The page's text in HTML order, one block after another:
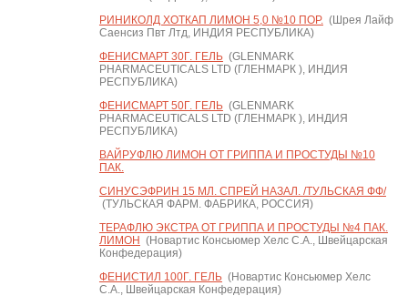
РИНИКОЛД ХОТКАП ЛИМОН 5,0 №10 ПОР.(Шрея Лайф
Саенсиз Пвт Лтд, ИНДИЯ РЕСПУБЛИКА)
ФЕНИСМАРТ 30Г. ГЕЛЬ(GLENMARK
PHARMACEUTICALS LTD (ГЛЕНМАРК ), ИНДИЯ
РЕСПУБЛИКА)
ФЕНИСМАРТ 50Г. ГЕЛЬ(GLENMARK
PHARMACEUTICALS LTD (ГЛЕНМАРК ), ИНДИЯ
РЕСПУБЛИКА)
ВАЙРУФЛЮ ЛИМОН ОТ ГРИППА И ПРОСТУДЫ №10
ПАК.
СИНУСЭФРИН 15 МЛ. СПРЕЙ НАЗАЛ. /ТУЛЬСКАЯ ФФ/
(ТУЛЬСКАЯ ФАРМ. ФАБРИКА, РОССИЯ)
ТЕРАФЛЮ ЭКСТРА ОТ ГРИППА И ПРОСТУДЫ №4 ПАК.
ЛИМОН (Новартис Консьюмер Хелс С.А., Швейцарская
Конфедерация)
ФЕНИСТИЛ 100Г. ГЕЛЬ(Новартис Консьюмер Хелс
С.А., Швейцарская Конфедерация)